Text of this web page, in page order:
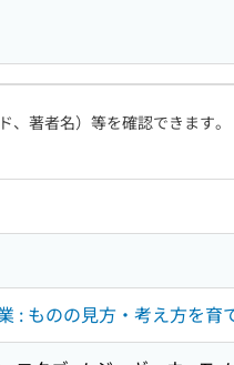
著者名）等を確認できます。
: ものの見方・考え方を育